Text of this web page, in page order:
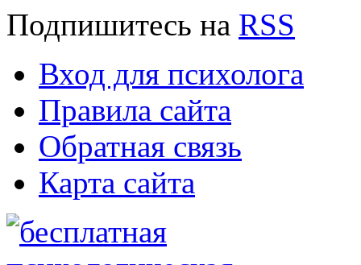
Подпишитесь на RSS
Вход для психолога
Правила сайта
Обратная связь
Карта сайта